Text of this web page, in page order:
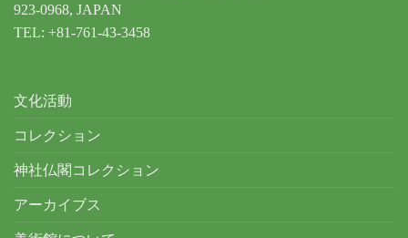
923-0968, JAPAN
TEL: +81-761-43-3458
文化活動
コレクション
神社仏閣コレクション
アーカイブス